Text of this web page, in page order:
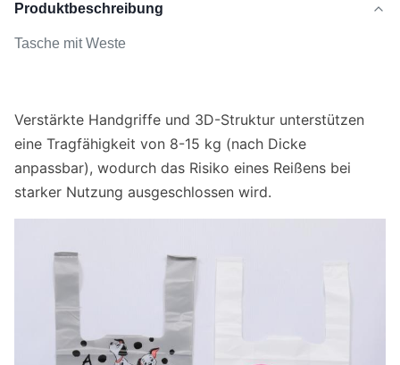
Produktbeschreibung
Tasche mit Weste
Verstärkte Handgriffe und 3D-Struktur unterstützen
eine Tragfähigkeit von 8-15 kg (nach Dicke
anpassbar), wodurch das Risiko eines Reißens bei
starker Nutzung ausgeschlossen wird.